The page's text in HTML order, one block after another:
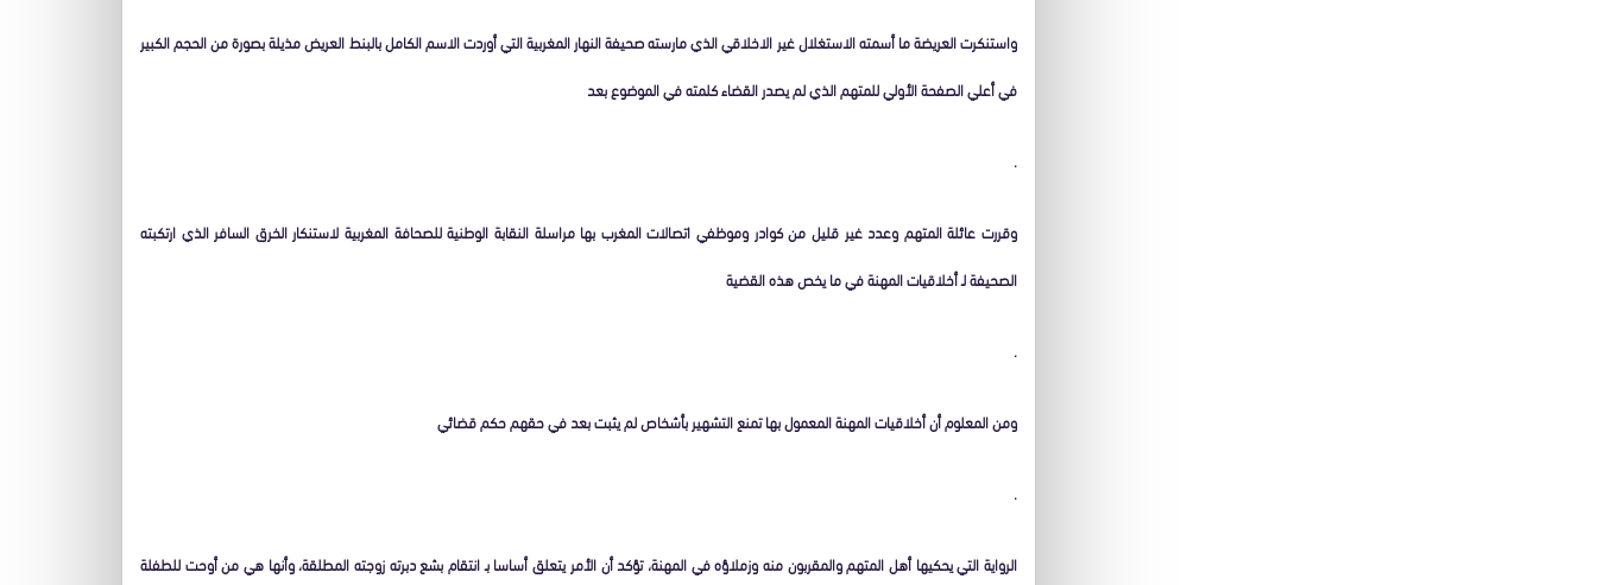
واستنكرت العريضة ما أسمته الاستغلال غير الاخلاقي الذي مارسته صحيفة النهار المغربية التي أوردت الاسم الكامل بالبنط العريض مذيلة بصورة من الحجم الكبير
في أعلي الصفحة الأولي للمتهم الذي لم يصدر القضاء كلمته في الموضوع بعد
.
وقررت عائلة المتهم وعدد غير قليل من كوادر وموظفي اتصالات المغرب بها مراسلة النقابة الوطنية للصحافة المغربية لاستنكار الخرق السافر الذي ارتكبته
الصحيفة لـ أخلاقيات المهنة في ما يخص هذه القضية
.
ومن المعلوم أن أخلاقيات المهنة المعمول بها تمنع التشهير بأشخاص لم يثبت بعد في حقهم حكم قضائي
.
الرواية التي يحكيها أهل المتهم والمقربون منه وزملاؤه في المهنة، تؤكد أن الأمر يتعلق أساسا بـ انتقام بشع دبرته زوجته المطلقة، وأنها هي من أوحت للطفلة